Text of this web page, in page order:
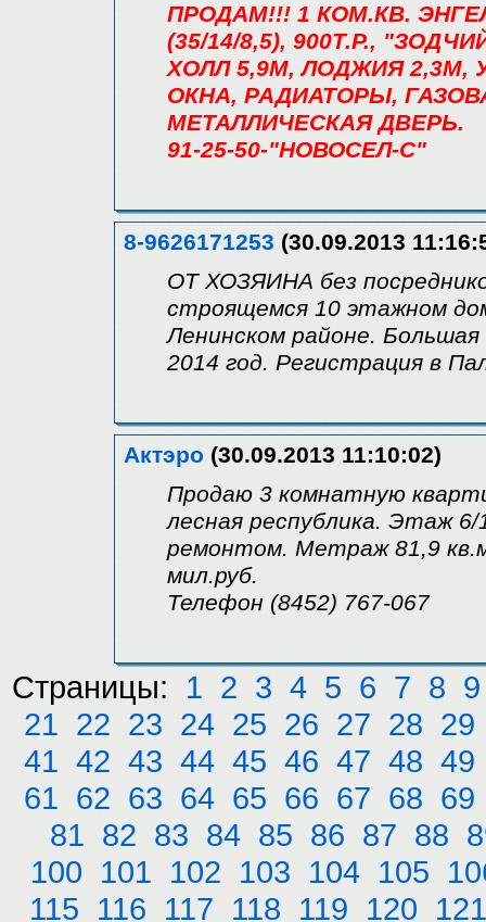
ПРОДАМ!!! 1 КОМ.КВ.
(35/14/8,5), 900Т.Р.,
ХОЛЛ 5,9М, ЛОДЖИЯ
ОКНА, РАДИАТОРЫ,
МЕТАЛЛИЧЕСКАЯ ДВЕРЬ.
91-25-50-"НОВОСЕЛ-С"
8-9626171253 (30.09.2013
ОТ ХОЗЯИНА без
строящемся 10 этажном
Ленинском районе.
2014 год. Регистрация в
Актэро (30.09.2013 11:10:02)
Продаю 3 комнатную
лесная республика. Этаж
ремонтом. Метраж 81,9
мил.руб.
Телефон (8452) 767-067
Страницы: 1 2 3 4 5 6 7 8 9
21 22 23 24 25 26 27 28 29
41 42 43 44 45 46 47 48 49
61 62 63 64 65 66 67 68 69
81 82 83 84 85 86 87 88
100 101 102 103 104 105
115 116 117 118 119 120 121